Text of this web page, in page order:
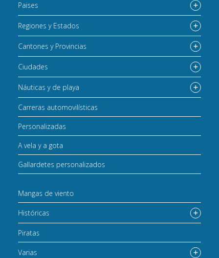
Paises
Regiones y Estados
Cantones y Provincias
Ciudades
Náuticas y de playa
Carreras automovilísticas
Personalizadas
A vela y a gota
Gallardetes personalizados
Mangas de viento
Históricas
Piratas
Varias